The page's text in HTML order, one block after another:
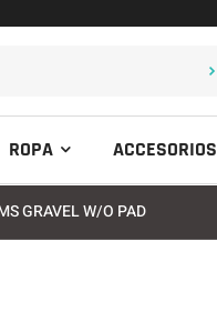
ROPA ACCESORIOS
GRAVEL W/O PAD